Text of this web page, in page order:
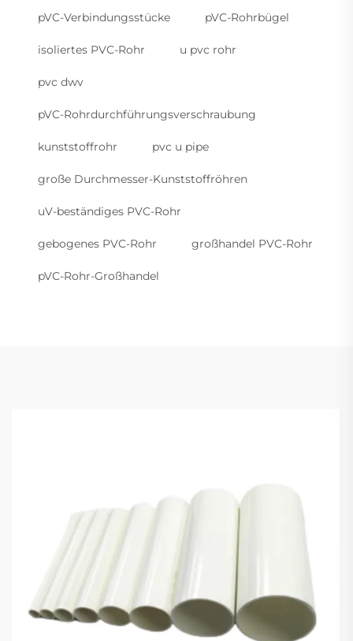
pVC-Verbindungsstücke pVC-Rohrbügel
isoliertes PVC-Rohr u pvc rohr
pvc dwv
pVC-Rohrdurchführungsverschraubung
kunststoffrohr pvc u pipe
große Durchmesser-Kunststoffröhren
uV-beständiges PVC-Rohr
gebogenes PVC-Rohr großhandel PVC-Rohr
pVC-Rohr-Großhandel